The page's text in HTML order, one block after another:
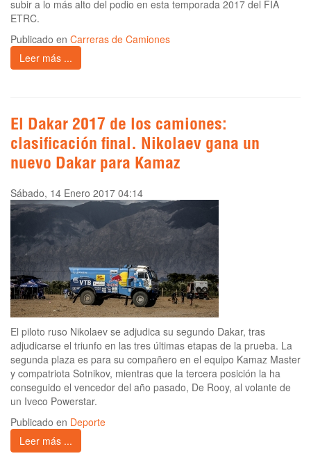
subir a lo más alto del podio en esta temporada 2017 del FIA
ETRC.
Publicado en Carreras de Camiones
Leer más ...
El Dakar 2017 de los camiones:
clasificación final. Nikolaev gana un
nuevo Dakar para Kamaz
Sábado, 14 Enero 2017 04:14
El piloto ruso Nikolaev se adjudica su segundo Dakar, tras
adjudicarse el triunfo en las tres últimas etapas de la prueba. La
segunda plaza es para su compañero en el equipo Kamaz Master
y compatriota Sotnikov, mientras que la tercera posición la ha
conseguido el vencedor del año pasado, De Rooy, al volante de
un Iveco Powerstar.
Publicado en Deporte
Leer más ...